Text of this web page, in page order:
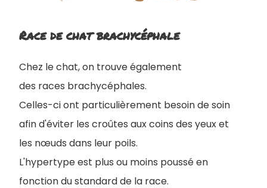
Race de chat brachycéphale
Chez le chat, on trouve également
des races brachycéphales.
Celles-ci ont particulièrement besoin de soin
afin d'éviter les croûtes aux coins des yeux et
les nœuds dans leur poils.
L'hypertype est plus ou moins poussé en
fonction du standard de la race.